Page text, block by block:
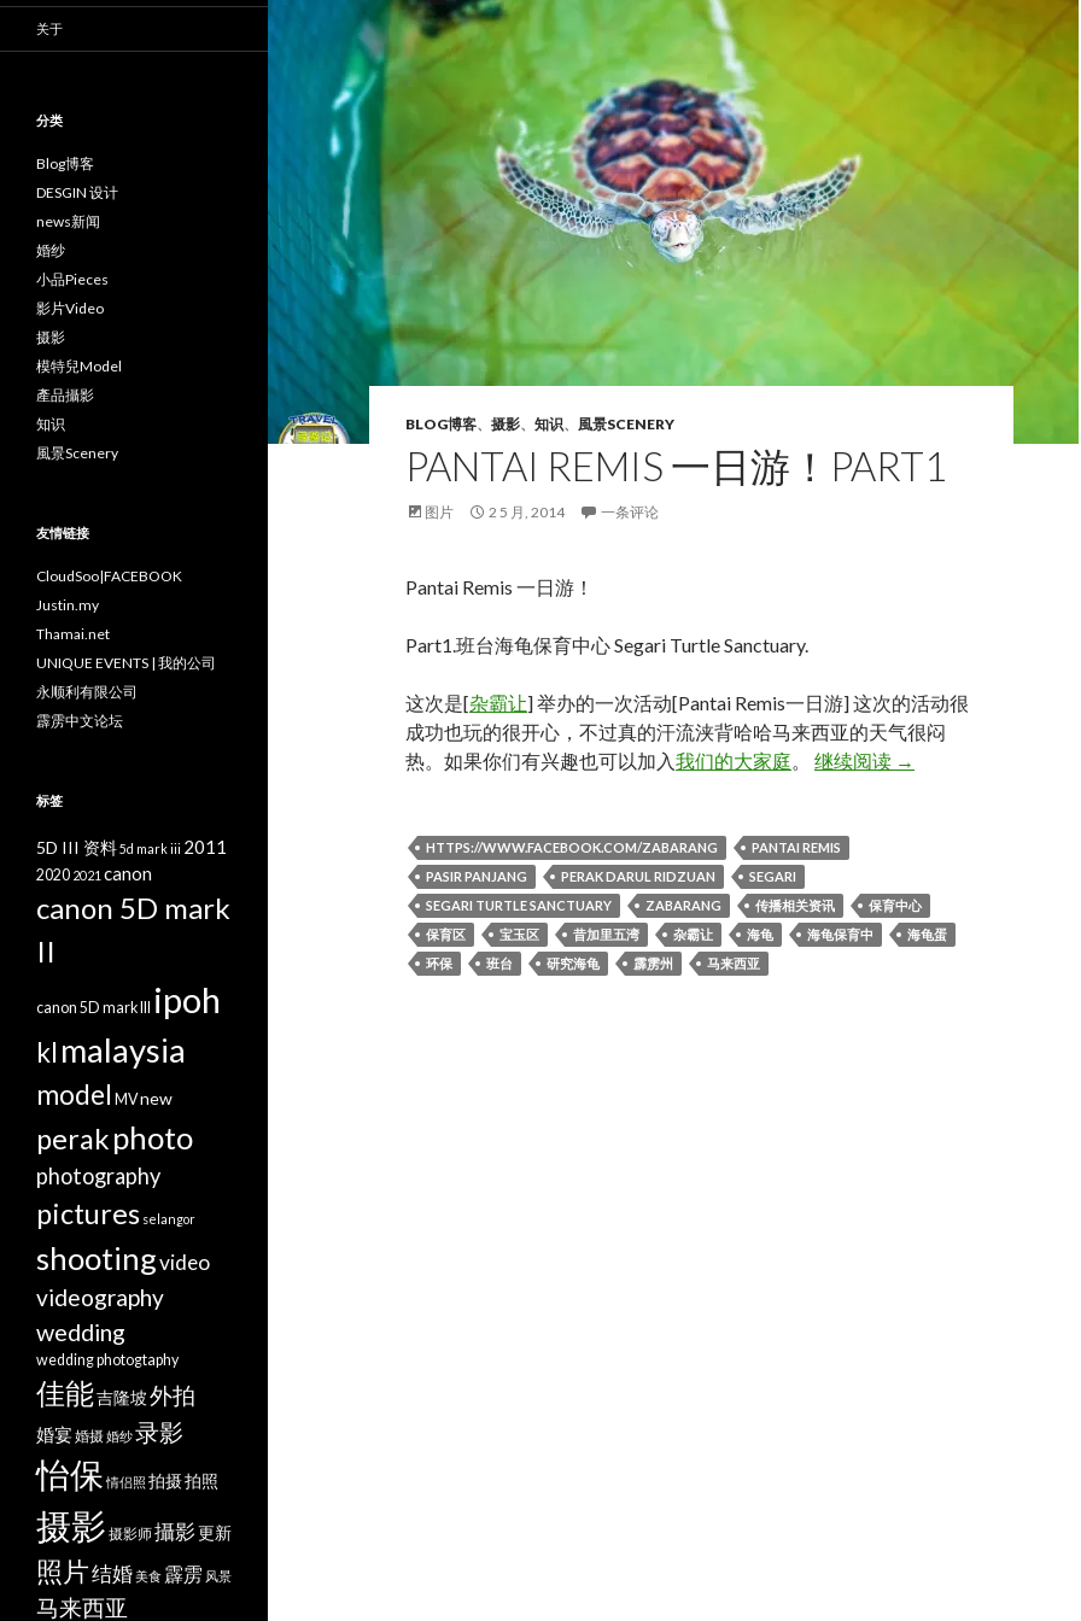
BLOG博客、 摄影、 知识、 風景SCENERY
PANTAI REMIS 一日游！PART1
图片 2 5 月, 2014 一条评论
Pantai Remis 一日游！
Part1.班台海龟保育中心 Segari Turtle Sanctuary.
这次是[杂霸让] 举办的一次活动[Pantai Remis一日游] 这次的活动很
成功也玩的很开心，不过真的汗流浃背哈哈马来西亚的天气很闷
热。如果你们有兴趣也可以加入我们的大家庭。 继续阅读Pantai remis 一日游！
→
HTTPS://WWW.FACEBOOK.COM/ZABARANG
PANTAI REMIS
PASIR PANJANG
PERAK DARUL RIDZUAN
SEGARI
SEGARI TURTLE SANCTUARY
ZABARANG 传播相关资讯
保育中心
保育区
宝玉区 昔加里五湾 杂霸让 海龟 海龟保育中
海龟蛋
环保
班台 研究海龟 霹雳州 马来西亚
关于
分类
Blog博客
DESGIN 设计
news新闻
婚纱
小品Pieces
影片Video
摄影
模特兒Model
產品攝影
知识
風景Scenery
友情链接
CloudSoo|FACEBOOK
Justin.my
Thamai.net
UNIQUE EVENTS | 我的公司
永顺利有限公司
霹雳中文论坛
标签
5D III 资料5d mark iii 2011
2020 2021 canon
canon 5D mark
II
canon 5D mark III ipoh
kl malaysia
model MVnew
perakphoto
photography
pictures selangor
shootingvideo
videography
wedding
wedding photogtaphy
佳能吉隆坡外拍
婚宴婚摄婚纱录影
怡保 情侣照 拍摄拍照
摄影 摄影师攝影更新
照片结婚美食 霹雳 风景
马来西亚